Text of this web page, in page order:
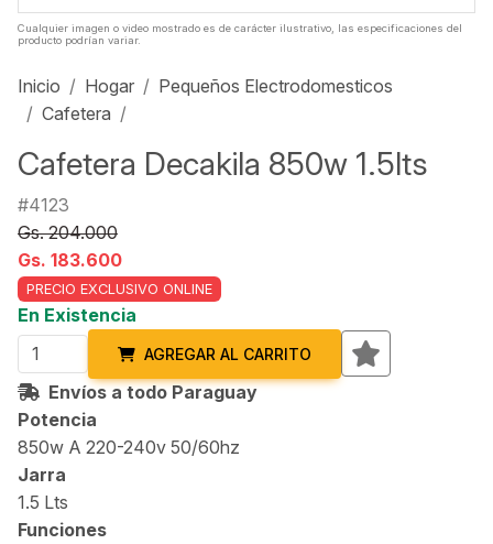
Cualquier imagen o video mostrado es de carácter ilustrativo, las especificaciones del
producto podrían variar.
Inicio Hogar
Pequeños Electrodomesticos
Cafetera
Cafetera Decakila 850w 1.5lts
#4123
Gs. 204.000
Gs. 183.600
PRECIO EXCLUSIVO ONLINE
En Existencia
AGREGAR AL CARRITO
Envíos a todo Paraguay
Potencia
850w A 220-240v 50/60hz
Jarra
1.5 Lts
Funciones